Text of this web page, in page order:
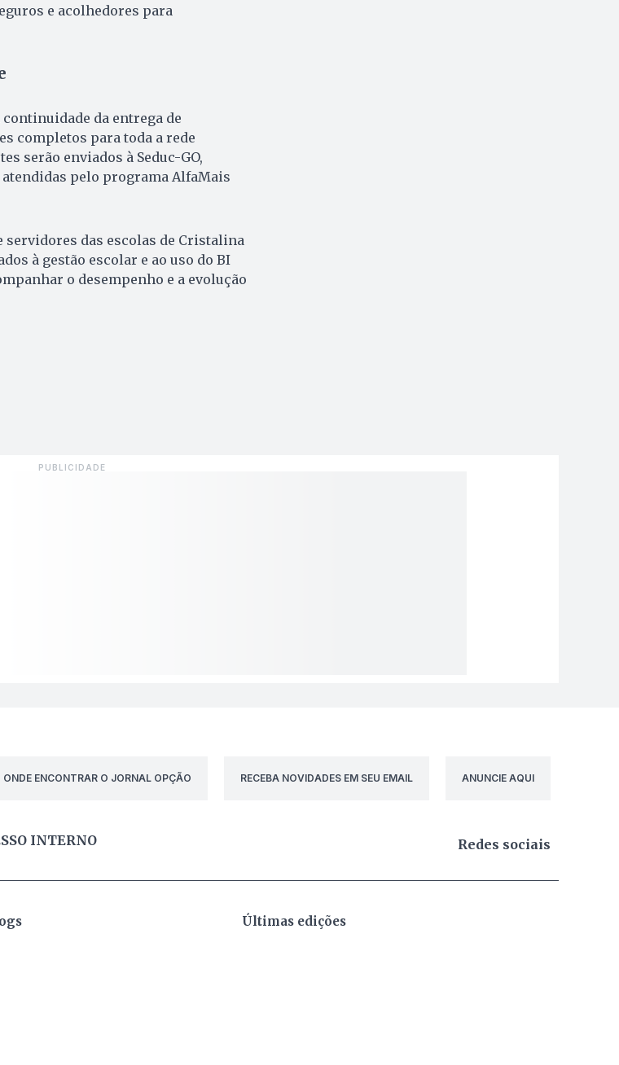
e acolhedores para
da entrega de
completos para toda a rede
serão enviados à Seduc-GO,
pelo programa AlfaMais
das escolas de Cristalina
à gestão escolar e ao uso do BI
o desempenho e a evolução
ONDE ENCONTRAR O JORNAL OPÇÃO
RECEBA NOVIDADES EM SEU EMAIL ANUNCIE AQUI
INTERNO Redes sociais
Últimas edições